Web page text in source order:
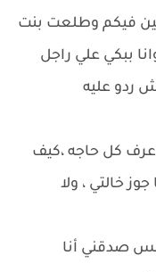
فيكم وطلعت بنت
ببكي علي راجل
ردو عليه
اعرف كل حاجه ،كيف
خالتي ، ولا
صدقني أنا